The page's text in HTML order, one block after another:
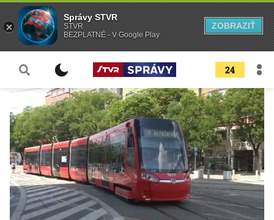
24
Správy STVR
STVR
BEZPLATNÉ - V Google Play
ZOBRAZIŤ